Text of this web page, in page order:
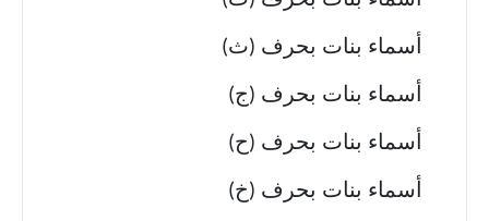
أسماء بنات بحرف (ث)
أسماء بنات بحرف (ج)
أسماء بنات بحرف (ح)
أسماء بنات بحرف (خ)